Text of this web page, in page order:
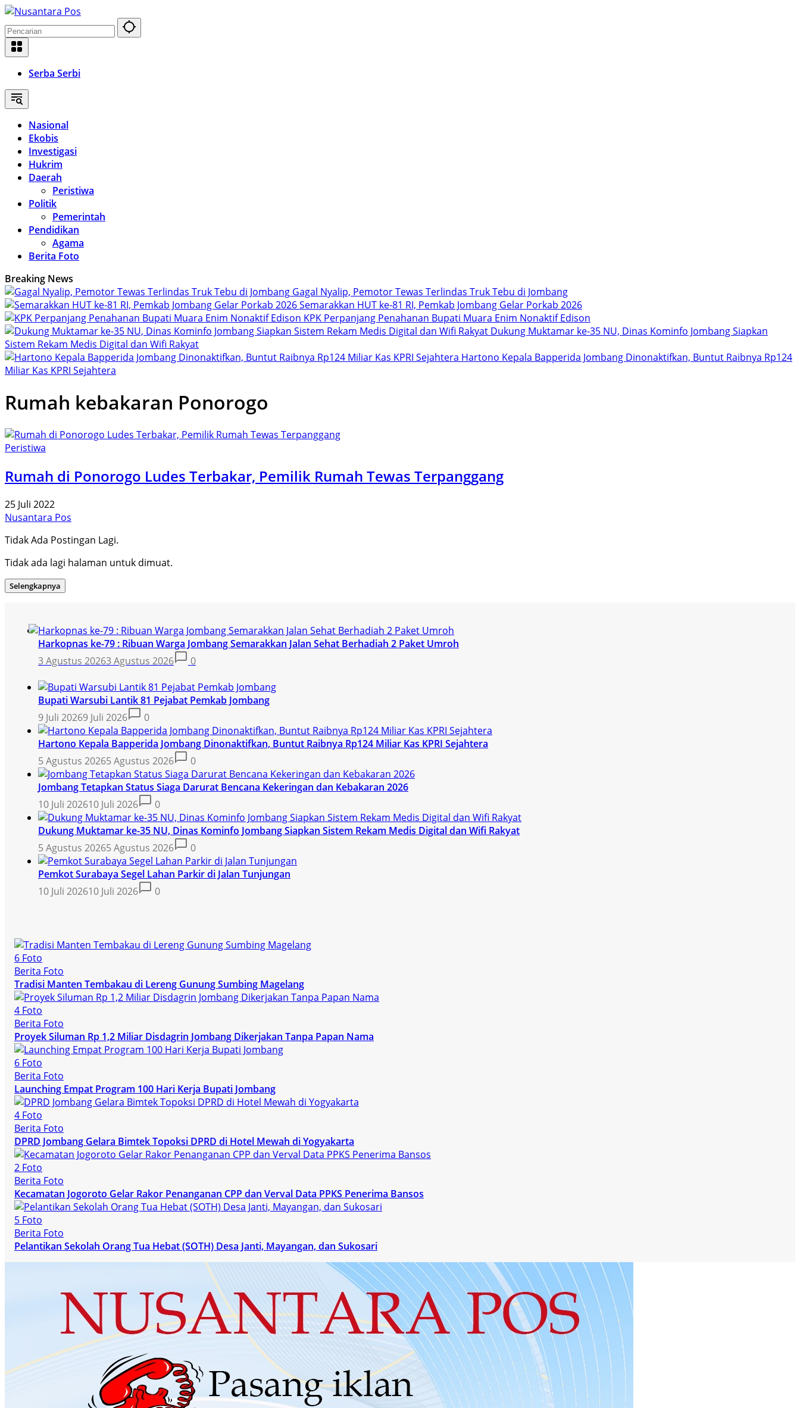
Langsung
ke
konten
Serba Serbi
Nasional
Ekobis
Investigasi
Hukrim
Daerah
Peristiwa
Politik
Pemerintah
Pendidikan
Agama
Berita Foto
Breaking News
Gagal Nyalip, Pemotor Tewas Terlindas Truk Tebu di Jombang
Semarakkan HUT ke-81 RI, Pemkab Jombang Gelar Porkab 2026
KPK Perpanjang Penahanan Bupati Muara Enim Nonaktif Edison
Dukung Muktamar ke-35 NU, Dinas Kominfo Jombang Siapkan
Sistem Rekam Medis Digital dan Wifi Rakyat
Hartono Kepala Bapperida Jombang Dinonaktifkan, Buntut Raibnya Rp124
Miliar Kas KPRI Sejahtera
Rumah kebakaran Ponorogo
Peristiwa
Rumah di Ponorogo Ludes Terbakar, Pemilik Rumah Tewas Terpanggang
25 Juli 2022
Nusantara Pos
Tidak Ada Postingan Lagi.
Tidak ada lagi halaman untuk dimuat.
Selengkapnya
Harkopnas ke-79 : Ribuan Warga Jombang Semarakkan Jalan Sehat Berhadiah 2 Paket Umroh
3 Agustus 20263 Agustus 2026 0
Bupati Warsubi Lantik 81 Pejabat Pemkab Jombang
9 Juli 20269 Juli 2026
0
Hartono Kepala Bapperida Jombang Dinonaktifkan, Buntut Raibnya Rp124 Miliar Kas KPRI Sejahtera
5 Agustus 20265 Agustus 2026
0
Jombang Tetapkan Status Siaga Darurat Bencana Kekeringan dan Kebakaran 2026
10 Juli 202610 Juli 2026
0
Dukung Muktamar ke-35 NU, Dinas Kominfo Jombang Siapkan Sistem Rekam Medis Digital dan Wifi Rakyat
5 Agustus 20265 Agustus 2026
0
Pemkot Surabaya Segel Lahan Parkir di Jalan Tunjungan
10 Juli 202610 Juli 2026 0
6 Foto
Berita Foto
Tradisi Manten Tembakau di Lereng Gunung Sumbing Magelang
4 Foto
Berita Foto
Proyek Siluman Rp 1,2 Miliar Disdagrin Jombang Dikerjakan Tanpa Papan Nama
6 Foto
Berita Foto
Launching Empat Program 100 Hari Kerja Bupati Jombang
4 Foto
Berita Foto
DPRD Jombang Gelara Bimtek Topoksi DPRD di Hotel Mewah di Yogyakarta
2 Foto
Berita Foto
Kecamatan Jogoroto Gelar Rakor Penanganan CPP dan Verval Data PPKS Penerima Bansos
5 Foto
Berita Foto
Pelantikan Sekolah Orang Tua Hebat (SOTH) Desa Janti, Mayangan, dan Sukosari